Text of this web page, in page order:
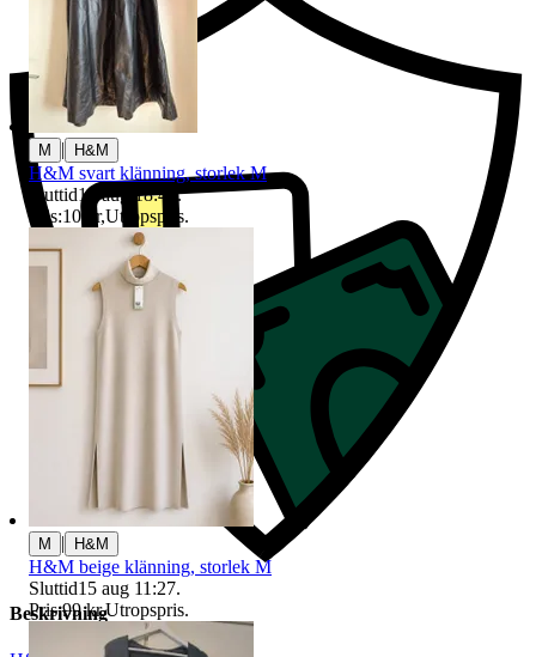
Beskrivning
M | H&M
H&M svart klänning, storlek M
Sluttid17 aug 18:47 .
Pris:10 kr,Utropspris.
M | H&M
H&M beige klänning, storlek M
Sluttid15 aug 11:27.
Pris:99 kr,Utropspris.